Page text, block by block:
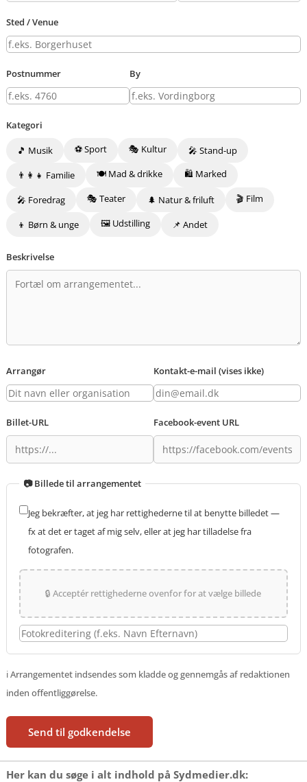
Sted / Venue
Postnummer By
Kategori
🎵 Musik ⚽ Sport 🎭 Kultur
🎤 Stand-up
👨‍👩‍👧 Familie
🍽️ Mad & drikke 🛍️ Marked
🎤 Foredrag 🎭 Teater 🌲 Natur & friluft 🎬 Film
👦 Børn & unge 🖼️ Udstilling 📌 Andet
Beskrivelse
Arrangør Kontakt-e-mail (vises ikke)
Billet-URL Facebook-event URL
📷 Billede til arrangementet
Jeg bekræfter, at jeg har rettighederne til at benytte billedet —
fx at det er taget af mig selv, eller at jeg har tilladelse fra
fotografen.
🔒 Acceptér rettighederne ovenfor for at vælge billede
ℹ️ Arrangementet indsendes som kladde og gennemgås af redaktionen
inden offentliggørelse.
Send til godkendelse
Her kan du søge i alt indhold på Sydmedier.dk: